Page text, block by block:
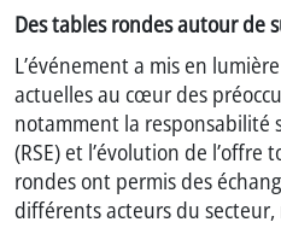
Des tables rondes autour de
L’événement a mis en
actuelles au cœur des
notamment la responsabilité
(RSE) et l’évolution de
rondes ont permis des
différents acteurs du